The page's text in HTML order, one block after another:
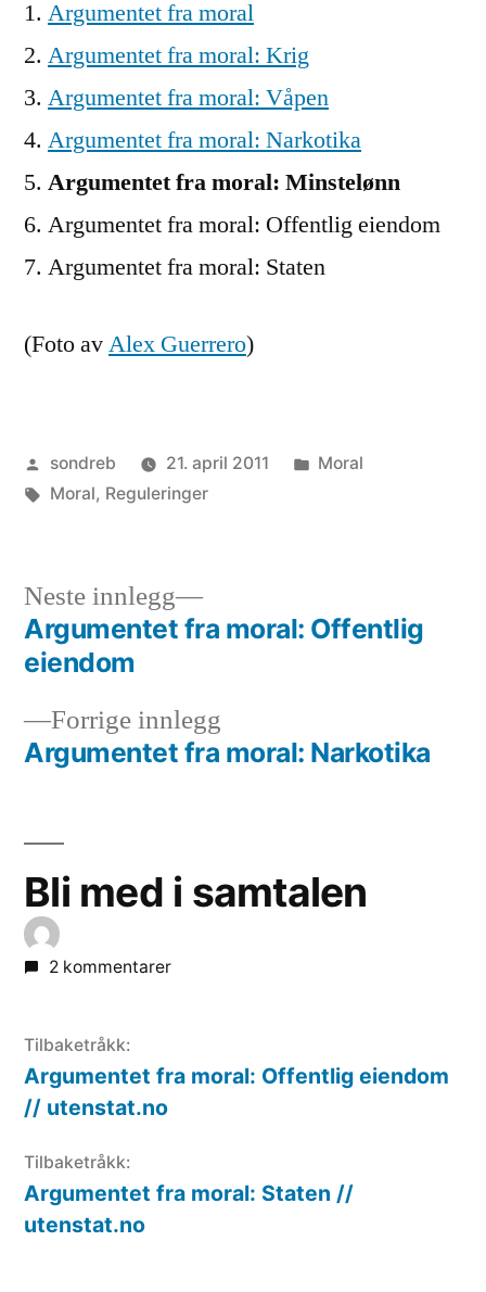
Argumentet fra moral
Argumentet fra moral: Krig
Argumentet fra moral: Våpen
Argumentet fra moral: Narkotika
Argumentet fra moral: Minstelønn
Argumentet fra moral: Offentlig eiendom
Argumentet fra moral: Staten
(Foto avAlex Guerrero)
Publisert
av
sondreb 21. april 2011
Publisert
Moral
Stikkord:
Moral, Reguleringer
Innleggsnavigasjon
Forrige innlegg
innlegg:
Argumentet fra moral: Narkotika
Neste innlegg
Neste
innlegg:
Argumentet fra moral: Offentlig
eiendom
Bli med i samtalen
2 kommentarer
Tilbaketråkk:
Argumentet fra moral: Offentlig eiendom
// utenstat.no
Tilbaketråkk:
Argumentet fra moral: Staten //
utenstat.no